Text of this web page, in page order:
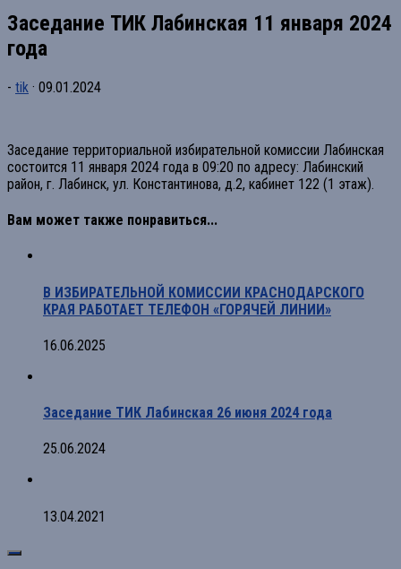
Заседание ТИК Лабинская 11 января 2024
года
- tik · 09.01.2024
Заседание территориальной избирательной комиссии Лабинская
состоится 11 января 2024 года в 09:20 по адресу: Лабинский
район, г. Лабинск, ул. Константинова, д.2, кабинет 122 (1 этаж).
Вам может также понравиться...
В ИЗБИРАТЕЛЬНОЙ КОМИССИИ КРАСНОДАРСКОГО
КРАЯ РАБОТАЕТ ТЕЛЕФОН «ГОРЯЧЕЙ ЛИНИИ»
16.06.2025
Заседание ТИК Лабинская 26 июня 2024 года
25.06.2024
13.04.2021